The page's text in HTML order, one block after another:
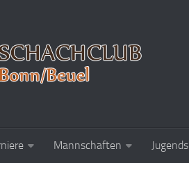
Mannschaften